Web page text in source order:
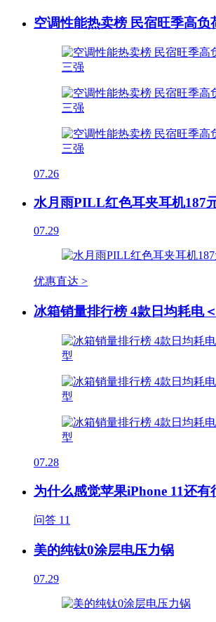
空调性能热卖榜 民宿旺季高负
07.26
水月雨PILL红色耳夹耳机187
07.29
优惠直达 >
冰箱销量排行榜 4款日均耗电
07.28
为什么感觉苹果iPhone 11还有
问答 11
美的纯钛0涂层电压力锅
07.29